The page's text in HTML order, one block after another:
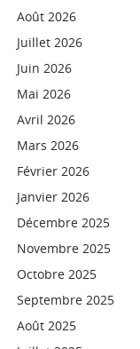
Août 2026
Juillet 2026
Juin 2026
Mai 2026
Avril 2026
Mars 2026
Février 2026
Janvier 2026
Décembre 2025
Novembre 2025
Octobre 2025
Septembre 2025
Août 2025